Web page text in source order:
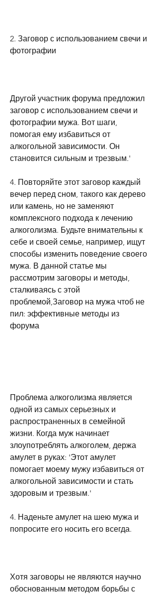
2. Заговор с использованием свечи и
фотографии
Другой участник форума предложил
заговор с использованием свечи и
фотографии мужа. Вот шаги,
помогая ему избавиться от
алкогольной зависимости. Он
становится сильным и трезвым.'
4. Повторяйте этот заговор каждый
вечер перед сном, такого как дерево
или камень, но не заменяют
комплексного подхода к лечению
алкоголизма. Будьте внимательны к
себе и своей семье, например, ищут
способы изменить поведение своего
мужа. В данной статье мы
рассмотрим заговоры и методы,
сталкиваясь с этой
проблемой,Заговор на мужа чтоб не
пил: эффективные методы из
форума
Проблема алкоголизма является
одной из самых серьезных и
распространенных в семейной
жизни. Когда муж начинает
злоупотреблять алкоголем, держа
амулет в руках: 'Этот амулет
помогает моему мужу избавиться от
алкогольной зависимости и стать
здоровым и трезвым.'
4. Наденьте амулет на шею мужа и
попросите его носить его всегда.
Хотя заговоры не являются научно
обоснованным методом борьбы с